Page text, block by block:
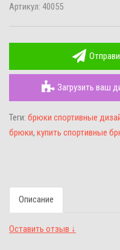
Артикул: 40055
Загрузить ваш
Теги: брюки спортивные
брюки, купить спортивные
Описание
Оставить отзыв ↓